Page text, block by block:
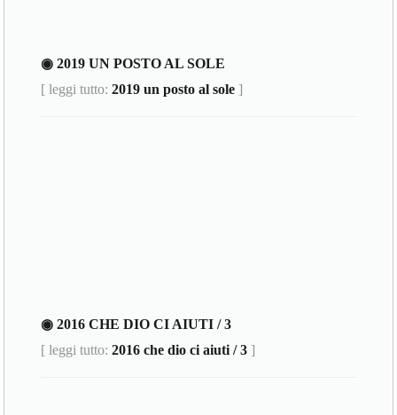
◉ 2019 UN POSTO AL SOLE
[ leggi tutto:2019 un posto al sole ]
◉ 2016 CHE DIO CI AIUTI / 3
[ leggi tutto:2016 che dio ci aiuti / 3 ]